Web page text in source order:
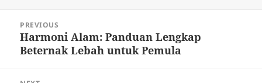
navigation
PREVIOUS
Previous
post:
Harmoni Alam: Panduan Lengkap
Beternak Lebah untuk Pemula